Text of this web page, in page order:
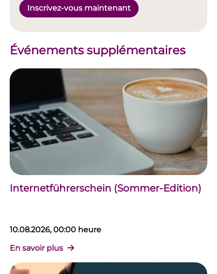
Inscrivez-vous maintenant
Événements supplémentaires
Internetführerschein (Sommer-Edition)
10.08.2026, 00:00 heure
En savoir plus